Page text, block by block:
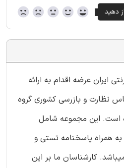
ایران عرضه اقدام به ارائه
نظارت و بازرسی کشوری گروه
است. این مجموعه شامل
به همراه پاسخنامه تستی و
کارشناسان ما بر این